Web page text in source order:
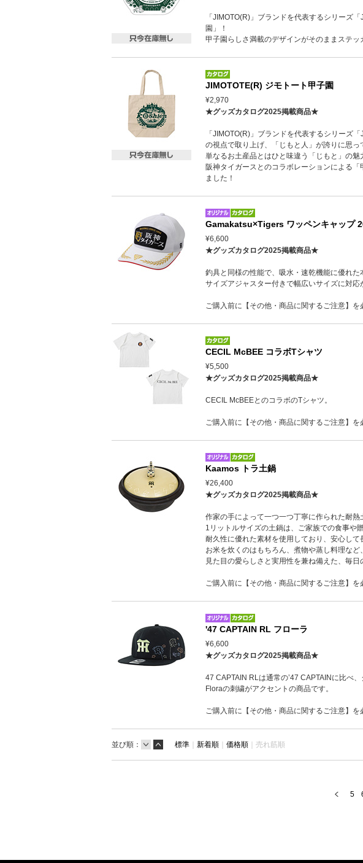
「JIMOTO(R)」ブランドを代表するシリーズ
園」！
甲子園らしさ満載のデザインがそのままステッ
JIMOTOTE(R) ジモトート甲子園
¥2,970
★グッズカタログ2025掲載商品★
「JIMOTO(R)」ブランドを代表するシリーズ
の視点で取り上げ、「じもと人」が誇りに思
単なるお土産品とはひと味違う「じもと」の
阪神タイガースとのコラボレーションによる
ました！
Gamakatsu×Tigers ワッペンキャップ
¥6,600
★グッズカタログ2025掲載商品★
釣具と同様の性能で、吸水・速乾機能に優れた
サイズアジャスター付きで幅広いサイズに対応
ご購入前に【その他・商品に関するご注意】を
CECIL McBEE コラボTシャツ
¥5,500
★グッズカタログ2025掲載商品★
CECIL McBEEとのコラボのTシャツ。
ご購入前に【その他・商品に関するご注意】を
Kaamos トラ土鍋
¥26,400
★グッズカタログ2025掲載商品★
作家の手によって一つ一つ丁寧に作られた耐熱
1リットルサイズの土鍋は、ご家族での食事や
耐久性に優れた素材を使用しており、安心して
お米を炊くのはもちろん、煮物や蒸し料理など
見た目の愛らしさと実用性を兼ね備えた、毎日
ご購入前に【その他・商品に関するご注意】を
'47 CAPTAIN RL フローラ
¥6,600
★グッズカタログ2025掲載商品★
47 CAPTAIN RLは通常の’47 CAPTAINに比べ
Floraの刺繍がアクセントの商品です。
ご購入前に【その他・商品に関するご注意】を
並び順： 標準 ｜ 新着順 ｜ 価格順 ｜ 売れ筋順
5